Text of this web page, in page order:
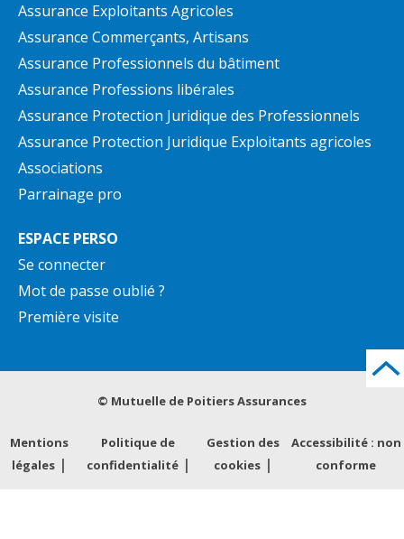
Assurance Exploitants Agricoles
Assurance Commerçants, Artisans
Assurance Professionnels du bâtiment
Assurance Professions libérales
Assurance Protection Juridique des Professionnels
Assurance Protection Juridique Exploitants agricoles
Associations
Parrainage pro
ESPACE PERSO
Se connecter
Mot de passe oublié ?
Première visite
© Mutuelle de Poitiers Assurances
Mentions
légales
Politique de
confidentialité
Gestion des
cookies
Accessibilité : non
conforme